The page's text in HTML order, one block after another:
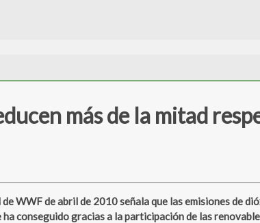
más de la mitad
WWF de abril de 2010 señala que las emisiones de
conseguido gracias a la participación de las